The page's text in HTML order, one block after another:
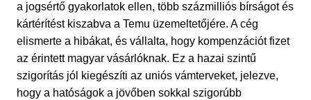
a jogsértő gyakorlatok ellen, több százmilliós bírságot és
kártérítést kiszabva a Temu üzemeltetőjére. A cég
elismerte a hibákat, és vállalta, hogy kompenzációt fizet
az érintett magyar vásárlóknak. Ez a hazai szintű
szigorítás jól kiegészíti az uniós vámterveket, jelezve,
hogy a hatóságok a jövőben sokkal szigorúbb